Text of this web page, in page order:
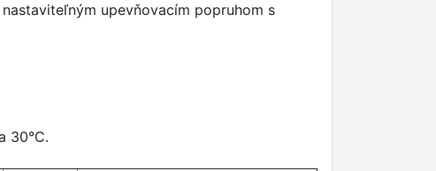
upevňovacím popruhom s
30°C.